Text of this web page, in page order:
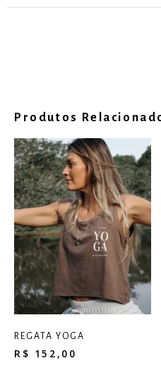
Produtos
REGATA YOGA
R$ 152,00